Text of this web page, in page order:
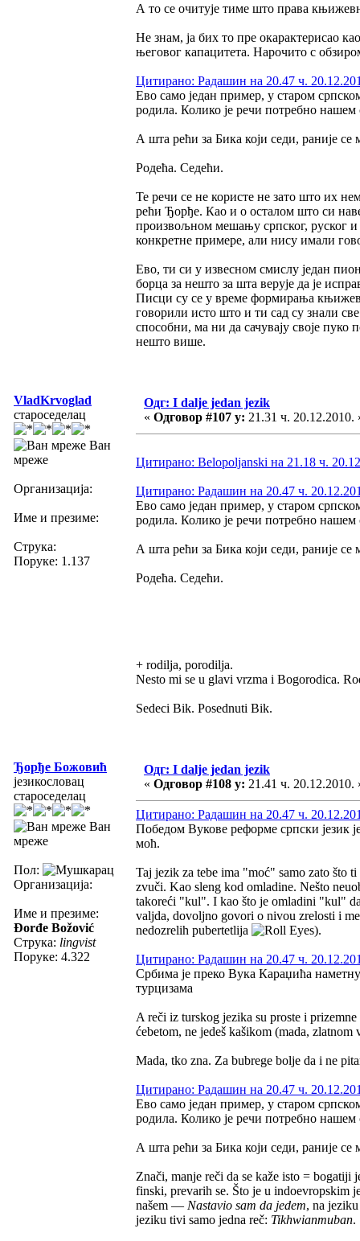
А то се очитује тиме што права
Не знам, ја бих то пре окарактерисао
његовог капацитета. Нарочито с
Цитирано: Радашин на 20.47 ч.
Ево само један пример, у старом
родила. Колико је речи потребно нашем
А шта рећи за Бика који седи, раније се
Родећа. Седећи.
Те речи се не користе не зато што их
рећи Ђорђе. Као и о осталом што си
произвољном мешању српског, руског
конкретне примере, али нису имали
Ево, ти си у извесном смислу један
борца за нешто за шта верује да је
Писци су се у време формирања
говорили исто што и ти сад су знали
способни, ма ни да сачувају своје пуко
нешто више.
VladKrvoglad
староседелац
Ван
мреже
Организација:
Име и презиме:
Струка:
Поруке: 1.137
Одг: I dalje jedan jezik
« Одговор #107 у: 21.31 ч. 20.12.2010.
Цитирано: Belopoljanski на 21.18 ч.
Цитирано: Радашин на 20.47 ч.
Ево само један пример, у старом
родила. Колико је речи потребно нашем
А шта рећи за Бика који седи, раније се
Родећа. Седећи.
+ rodilja, porodilja.
Nesto mi se u glavi vrzma i Bogorodica.
Sedeci Bik. Posednuti Bik.
Ђорђе Божовић
језикословац
староседелац
Ван
мреже
Пол:
Организација:
Име и презиме:
Đorđe Božović
Струка: lingvist
Поруке: 4.322
Одг: I dalje jedan jezik
« Одговор #108 у: 21.41 ч. 20.12.2010.
Цитирано: Радашин на 20.47 ч.
Победом Вукове реформе српски језик
моћ.
Taj jezik za tebe ima "moć" samo zato što
zvuči. Kao sleng kod omladine. Nešto
takoreći "kul". I kao što je omladini "kul"
valjda, dovoljno govori o nivou zrelosti i
nedozrelih pubertetlija
).
Цитирано: Радашин на 20.47 ч.
Србима је преко Вука Караџића
турцизама
A reči iz turskog jezika su proste i
ćebetom, ne jedeš kašikom (mada,
Mada, tko zna. Za bubrege bolje da i ne
Цитирано: Радашин на 20.47 ч.
Ево само један пример, у старом
родила. Колико је речи потребно нашем
А шта рећи за Бика који седи, раније се
Znači, manje reči da se kaže isto =
finski, prevarih se. Što je u indoevropskim
našem — Nastavio sam da jedem, na
jeziku tivi samo jedna reč: Tikhwianmuban.